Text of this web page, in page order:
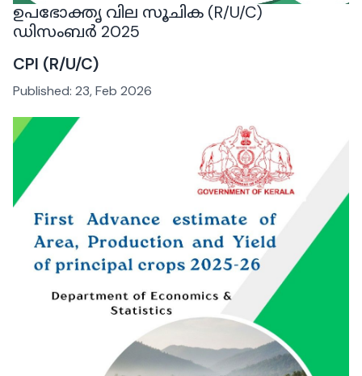
ഉപഭോക്തൃ വില സൂചിക (R/U/C)
ഡിസംബർ 2025
CPI (R/U/C)
Published: 23, Feb 2026